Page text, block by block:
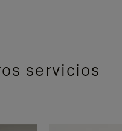
servicios